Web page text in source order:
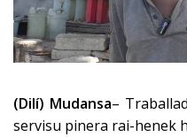
(Dilí) Mudansa–
servisu pinera rai-henek